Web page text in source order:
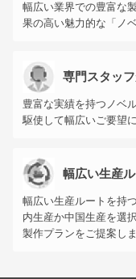
幅広い業界での豊富な
果の高い魅力的な「ノ
専門スタッ
豊富な実績を持つノベ
駆使して幅広いご要望
幅広い生産
幅広い生産ルートを持
内生産か中国生産を選
製作プランをご提案しま